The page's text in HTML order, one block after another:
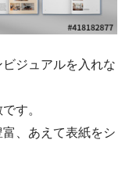
ジュアルを入れな
す。
、あえて表紙をシ